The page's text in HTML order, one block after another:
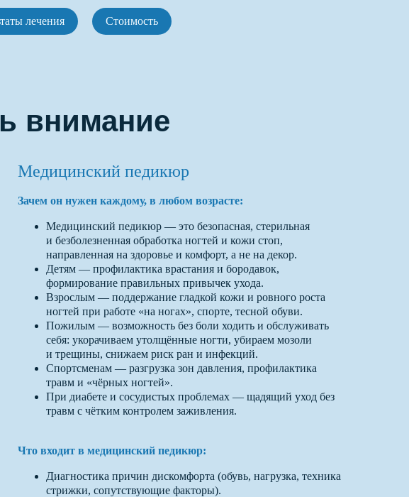
лечения Стоимость
внимание
Медицинский педикюр
Зачем он нужен каждому, в любом возрасте:
Медицинский педикюр — это безопасная, стерильная
и безболезненная обработка ногтей и кожи стоп,
направленная на здоровье и комфорт, а не на декор.
Детям — профилактика врастания и бородавок,
формирование правильных привычек ухода.
Взрослым — поддержание гладкой кожи и ровного роста
ногтей при работе «на ногах», спорте, тесной обуви.
Пожилым — возможность без боли ходить и обслуживать
себя: укорачиваем утолщённые ногти, убираем мозоли
и трещины, снижаем риск ран и инфекций.
Спортсменам — разгрузка зон давления, профилактика
травм и «чёрных ногтей».
При диабете и сосудистых проблемах — щадящий уход без
травм с чётким контролем заживления.
Что входит в медицинский педикюр:
Диагностика причин дискомфорта (обувь, нагрузка, техника
стрижки, сопутствующие факторы).